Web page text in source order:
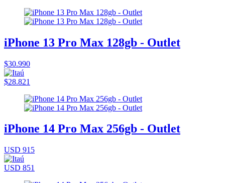
iPhone 13 Pro Max 128gb - Outlet
$30.990
$28.821
iPhone 14 Pro Max 256gb - Outlet
USD 915
USD 851